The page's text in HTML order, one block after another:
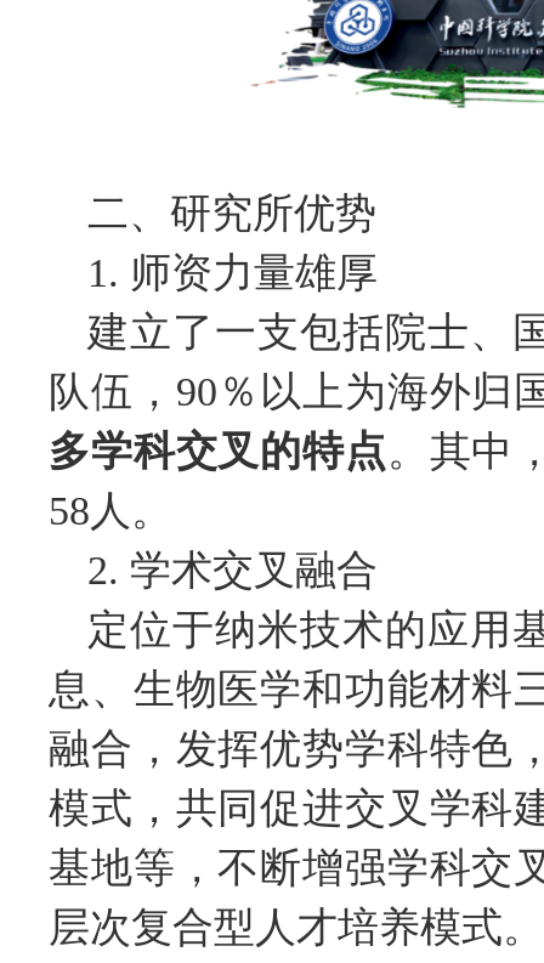
二、研究所优势
1. 师资力量雄厚
建立了一支包括院士、
队伍，90％以上为海外归
多学科交叉的特点。其中
58人。
2. 学术交叉融合
定位于纳米技术的应用
息、生物医学和功能材料
融合，发挥优势学科特色
模式，共同促进交叉学科
基地等，不断增强学科交
层次复合型人才培养模式。